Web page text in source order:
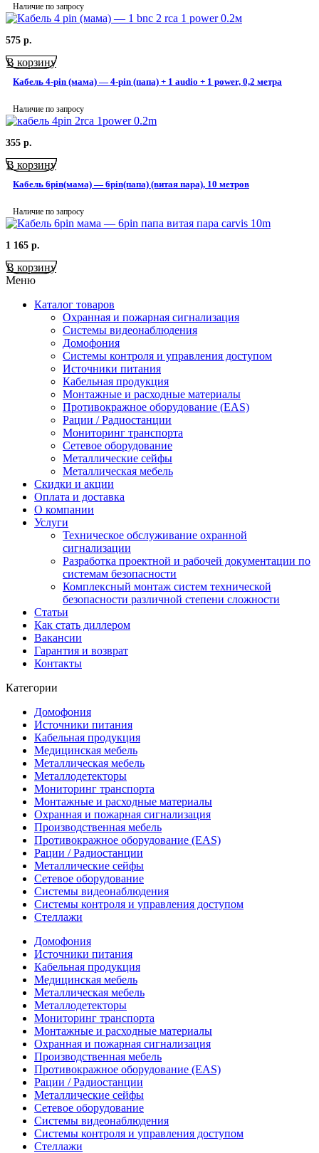
Наличие по запросу
575 р.
В корзину
Кабель 4-pin (мама) — 4-pin (папа) + 1 audio + 1 power, 0,2 метра
Наличие по запросу
355 р.
В корзину
Кабель 6pin(мама) — 6pin(папа) (витая пара), 10 метров
Наличие по запросу
1 165 р.
В корзину
Меню
Каталог товаров
Охранная и пожарная сигнализация
Системы видеонаблюдения
Домофония
Системы контроля и управления доступом
Источники питания
Кабельная продукция
Монтажные и расходные материалы
Противокражное оборудование (EAS)
Рации / Радиостанции
Мониторинг транспорта
Сетевое оборудование
Металлические сейфы
Металлическая мебель
Скидки и акции
Оплата и доставка
О компании
Услуги
Техническое обслуживание охранной
сигнализации
Разработка проектной и рабочей документации по
системам безопасности
Комплексный монтаж систем технической
безопасности различной степени сложности
Статьи
Как стать диллером
Вакансии
Гарантия и возврат
Контакты
Категории
Домофония
Источники питания
Кабельная продукция
Медицинская мебель
Металлическая мебель
Металлодетекторы
Мониторинг транспорта
Монтажные и расходные материалы
Охранная и пожарная сигнализация
Производственная мебель
Противокражное оборудование (EAS)
Рации / Радиостанции
Металлические сейфы
Сетевое оборудование
Системы видеонаблюдения
Системы контроля и управления доступом
Стеллажи
Домофония
Источники питания
Кабельная продукция
Медицинская мебель
Металлическая мебель
Металлодетекторы
Мониторинг транспорта
Монтажные и расходные материалы
Охранная и пожарная сигнализация
Производственная мебель
Противокражное оборудование (EAS)
Рации / Радиостанции
Металлические сейфы
Сетевое оборудование
Системы видеонаблюдения
Системы контроля и управления доступом
Стеллажи